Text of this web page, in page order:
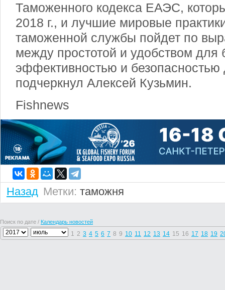
Таможенного кодекса ЕАЭС,
2018 г., и лучшие мировые
таможенной службы пойдет по
между простотой и удобством для
эффективностью и безопасностью
подчеркнул Алексей Кузьмин.
Fishnews
Назад Метки: таможня
Поиск по дате / Календарь новостей
1 2 3 4 5 6 7 8 9 10 11 12 13 14 15 16 17 18 19